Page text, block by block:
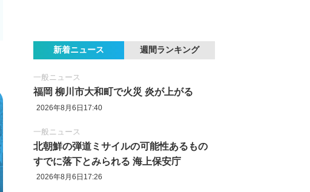
新着ニュース 週間ランキング
一般ニュース
福岡 柳川市大和町で火災 炎が上がる
2026年8月6日17:40
一般ニュース
北朝鮮の弾道ミサイルの可能性あるもの
すでに落下とみられる 海上保安庁
2026年8月6日17:26